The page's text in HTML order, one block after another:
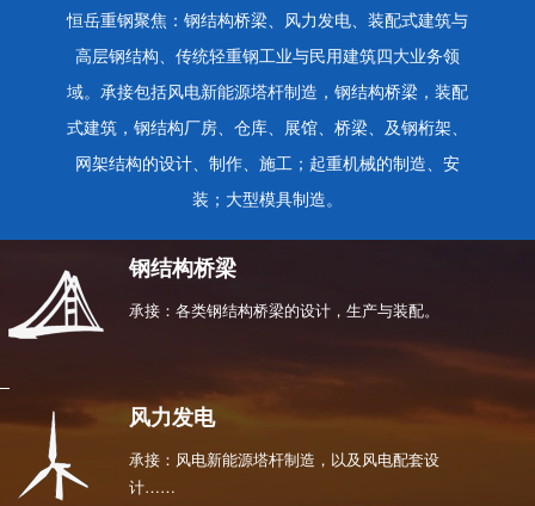
恒岳重钢聚焦：钢结构桥梁、风力发电、装配式建筑与
高层钢结构、传统轻重钢工业与民用建筑四大业务领
域。承接包括风电新能源塔杆制造，钢结构桥梁，装配
式建筑，钢结构厂房、仓库、展馆、桥梁、及钢桁架、
网架结构的设计、制作、施工；起重机械的制造、安
装；大型模具制造。
钢结构桥梁
承接：各类钢结构桥梁的设计，生产与装配。
风力发电
承接：风电新能源塔杆制造，以及风电配套设
计……